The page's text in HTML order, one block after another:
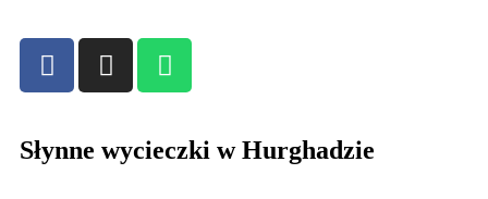
Słynne wycieczki w Hurghadzie